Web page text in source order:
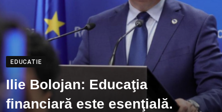
EDUCATIE
Ilie Bolojan: Educaţia
financiară este esenţială.